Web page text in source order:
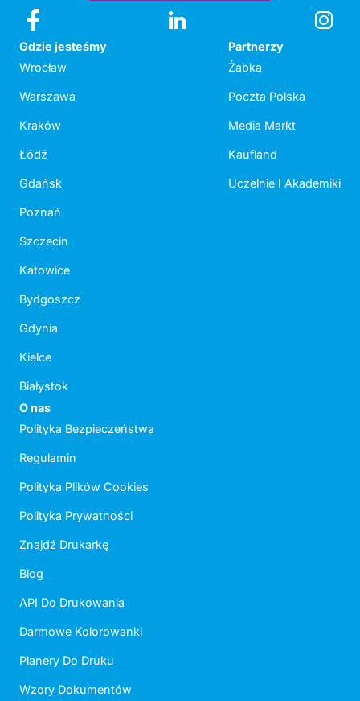
Gdzie jesteśmy
Wrocław
Warszawa
Kraków
Łódź
Gdańsk
Poznań
Szczecin
Katowice
Bydgoszcz
Gdynia
Kielce
Białystok
Partnerzy
Żabka
Poczta Polska
Media Markt
Kaufland
Uczelnie I Akademiki
O nas
Polityka Bezpieczeństwa
Regulamin
Polityka Plików Cookies
Polityka Prywatności
Znajdź Drukarkę
Blog
API Do Drukowania
Darmowe Kolorowanki
Planery Do Druku
Wzory Dokumentów